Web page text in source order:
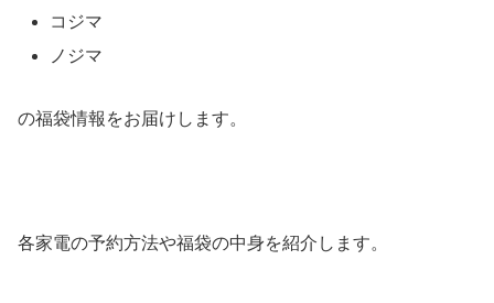
コジマ
ノジマ
の福袋情報をお届けします。
各家電の予約方法や福袋の中身を紹介します。